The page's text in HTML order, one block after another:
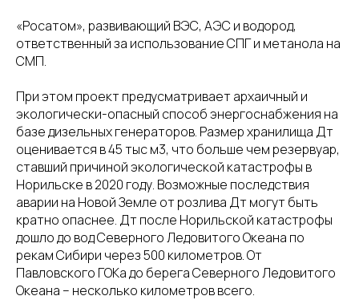
«Росатом», развивающий ВЭС, АЭС и водород,
ответственный за использование СПГ и метанола на
СМП.
При этом проект предусматривает архаичный и
экологически-опасный способ энергоснабжения на
базе дизельных генераторов. Размер хранилища Дт
оценивается в 45 тыс м3, что больше чем резервуар,
ставший причиной экологической катастрофы в
Норильске в 2020 году. Возможные последствия
аварии на Новой Земле от розлива Дт могут быть
кратно опаснее. Дт после Норильской катастрофы
дошло до вод Северного Ледовитого Океана по
рекам Сибири через 500 километров. От
Павловского ГОКа до берега Северного Ледовитого
Океана – несколько километров всего.